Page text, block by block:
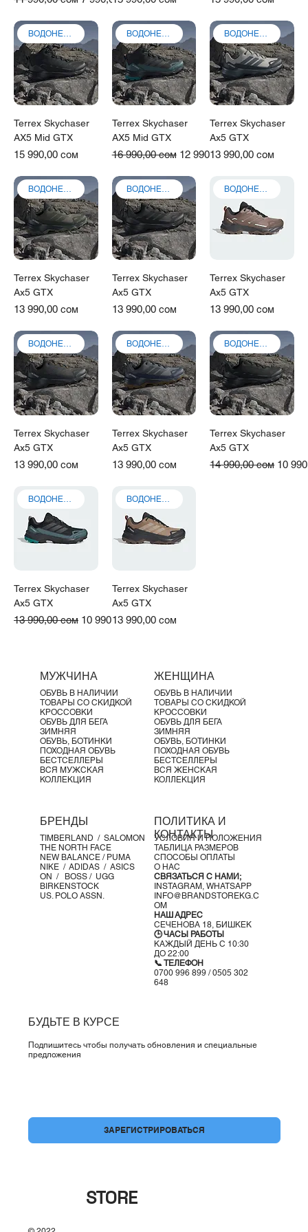
ВОДОНЕПРОНИЦАЕМЫЕ
Terrex Skychaser
AX5 Mid GTX
Цена
15 990,00 сом
ВОДОНЕПРОНИЦАЕМЫЕ
Terrex Skychaser
AX5 Mid GTX
Обычная цена
16 990,00 сом Цена со скидкой
12 990,00 сом
ВОДОНЕПРОНИЦАЕМЫЕ
Terrex Skychaser
Ax5 GTX
Цена
13 990,00 сом
ВОДОНЕПРОНИЦАЕМЫЕ
Terrex Skychaser
Ax5 GTX
Цена
13 990,00 сом
ВОДОНЕПРОНИЦАЕМЫЕ
Terrex Skychaser
Ax5 GTX
Цена
13 990,00 сом
Terrex Skychaser
Ax5 GTX
Цена
13 990,00 сом
ВОДОНЕПРОНИЦАЕМЫЕ
Terrex Skychaser
Ax5 GTX
Цена
13 990,00 сом
ВОДОНЕПРОНИЦАЕМЫЕ
Terrex Skychaser
Ax5 GTX
Цена
13 990,00 сом
ВОДОНЕПРОНИЦАЕМЫЕ
Terrex Skychaser
Ax5 GTX
Обычная цена
14 990,00 сом Цена
10
ВОДОНЕПРОНИЦАЕМЫЕ
Terrex Skychaser
Ax5 GTX
Обычная цена
13 990,00 сом Цена со скидкой
10 990,00 сом
ВОДОНЕПРОНИЦАЕМЫЕ
Terrex Skychaser
Ax5 GTX
Цена
13 990,00 сом
МУЖЧИНА
ОБУВЬ В НАЛИЧИИ
ТОВАРЫ СО СКИДКОЙ
КРОССОВКИ
ОБУВЬ ДЛЯ БЕГА
ЗИМНЯЯ
ОБУВЬ, БОТИНКИ
ПОХОДНАЯ ОБУВЬ
БЕСТСЕЛЛЕРЫ
ВСЯ МУЖСКАЯ
КОЛЛЕКЦИЯ
ЖЕНЩИНА
ОБУВЬ В НАЛИЧИИ
ТОВАРЫ СО СКИДКОЙ
КРОССОВКИ
ОБУВЬ ДЛЯ БЕГА
ЗИМНЯЯ
ОБУВЬ, БОТИНКИ
ПОХОДНАЯ ОБУВЬ
БЕСТСЕЛЛЕРЫ
ВСЯ ЖЕНСКАЯ
КОЛЛЕКЦИЯ
БРЕНДЫ
TIMBERLAND / SALOMON
THE NORTH FACE
NEW BALANCE / PUMA
NIKE / ADIDAS / ASICS
ON / BOSS / UGG
BIRKENSTOCK
US. POLO ASSN.
ПОЛИТИКА И
КОНТАКТЫ
УСЛОВИЯ И ПОЛОЖЕНИЯ
ТАБЛИЦА РАЗМЕРОВ
СПОСОБЫ ОПЛАТЫ
О НАС
СВЯЗАТЬСЯ С НАМИ;
INSTAGRAM, WHATSAPP
INFO@BRANDSTOREKG.C
OM
НАШ АДРЕС
СЕЧЕНОВА 18, БИШКЕК
🕒 ЧАСЫ РАБОТЫ
КАЖДЫЙ ДЕНЬ С 10:30
ДО 22:00
📞 ТЕЛЕФОН
0700 996 899 / 0505 302
648
БУДЬТЕ В КУРСЕ
Подпишитесь чтобы получать обновления и специальные
предложения
ЗАРЕГИСТРИРОВАТЬСЯ
STORE